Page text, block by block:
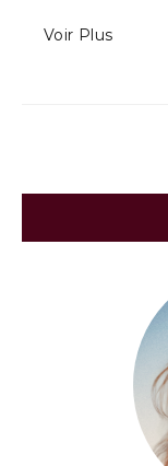
Voir Plus